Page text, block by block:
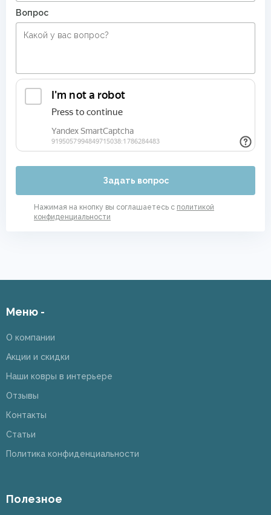
Вопрос
Задать вопрос
Нажимая на кнопку вы соглашаетесь с политикой
конфиденциальности
Меню -
О компании
Акции и скидки
Наши ковры в интерьере
Отзывы
Контакты
Статьи
Политика конфиденциальности
Полезное